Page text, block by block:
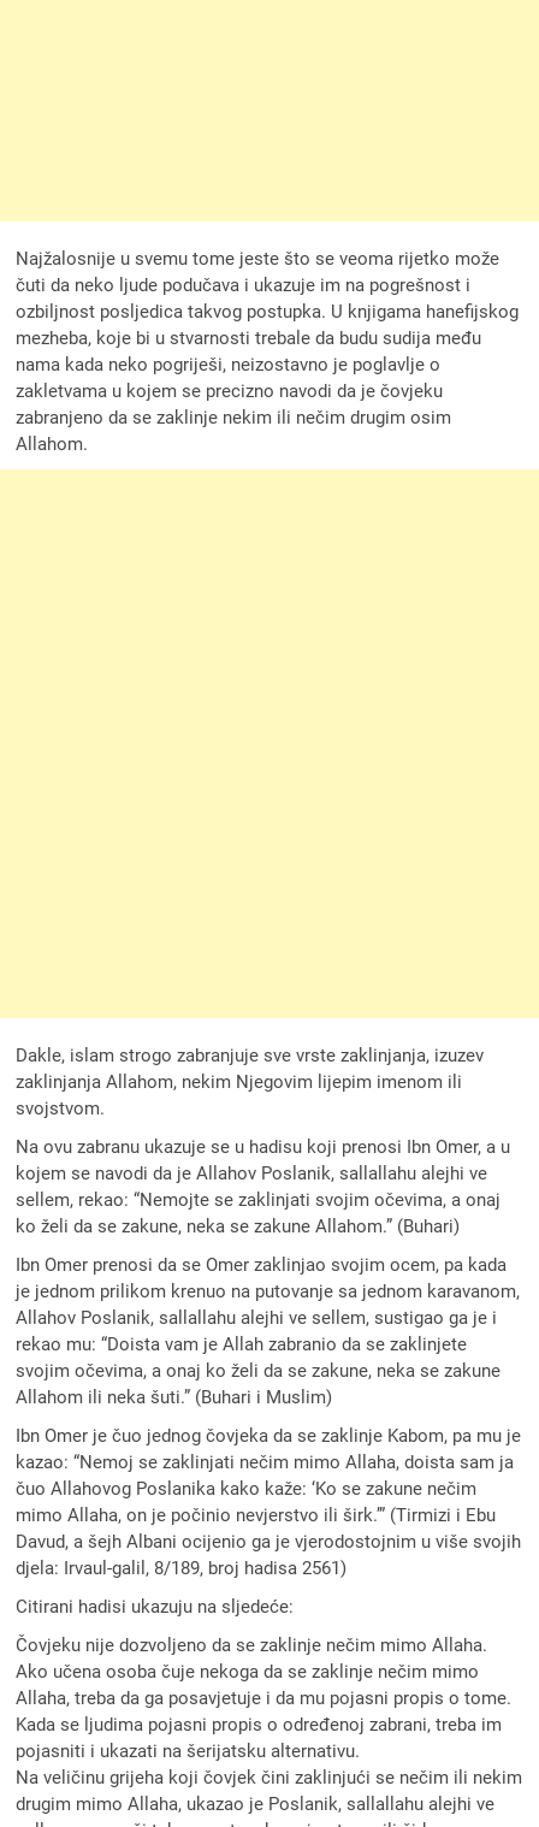
Najžalosnije u svemu tome jeste što se veoma rijetko može
čuti da neko ljude podučava i ukazuje im na pogrešnost i
ozbiljnost posljedica takvog postupka. U knjigama hanefijskog
mezheba, koje bi u stvarnosti trebale da budu sudija među
nama kada neko pogriješi, neizostavno je poglavlje o
zakletvama u kojem se precizno navodi da je čovjeku
zabranjeno da se zaklinje nekim ili nečim drugim osim
Allahom.
Dakle, islam strogo zabranjuje sve vrste zaklinjanja, izuzev
zaklinjanja Allahom, nekim Njegovim lijepim imenom ili
svojstvom.
Na ovu zabranu ukazuje se u hadisu koji prenosi Ibn Omer, a u
kojem se navodi da je Allahov Poslanik, sallallahu alejhi ve
sellem, rekao: “Nemojte se zaklinjati svojim očevima, a onaj
ko želi da se zakune, neka se zakune Allahom.” (Buhari)
Ibn Omer prenosi da se Omer zaklinjao svojim ocem, pa kada
je jednom prilikom krenuo na putovanje sa jednom karavanom,
Allahov Poslanik, sallallahu alejhi ve sellem, sustigao ga je i
rekao mu: “Doista vam je Allah zabranio da se zaklinjete
svojim očevima, a onaj ko želi da se zakune, neka se zakune
Allahom ili neka šuti.” (Buhari i Muslim)
Ibn Omer je čuo jednog čovjeka da se zaklinje Kabom, pa mu je
kazao: “Nemoj se zaklinjati nečim mimo Allaha, doista sam ja
čuo Allahovog Poslanika kako kaže: ‘Ko se zakune nečim
mimo Allaha, on je počinio nevjerstvo ili širk.’” (Tirmizi i Ebu
Davud, a šejh Albani ocijenio ga je vjerodostojnim u više svojih
djela: Irvaul-galil, 8/189, broj hadisa 2561)
Citirani hadisi ukazuju na sljedeće:
Čovjeku nije dozvoljeno da se zaklinje nečim mimo Allaha.
Ako učena osoba čuje nekoga da se zaklinje nečim mimo
Allaha, treba da ga posavjetuje i da mu pojasni propis o tome.
Kada se ljudima pojasni propis o određenoj zabrani, treba im
pojasniti i ukazati na šerijatsku alternativu.
Na veličinu grijeha koji čovjek čini zaklinjući se nečim ili nekim
drugim mimo Allaha, ukazao je Poslanik, sallallahu alejhi ve